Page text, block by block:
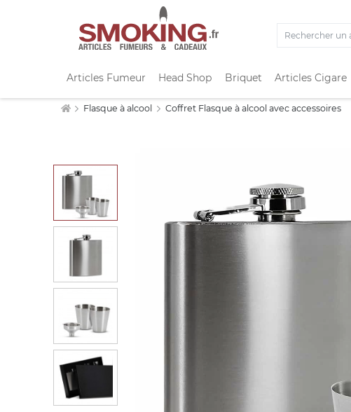
Articles Fumeur Head Shop Briquet Articles Cigare
Flasque à alcool Coffret Flasque à alcool avec accessoires